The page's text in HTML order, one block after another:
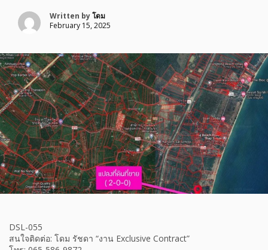
Written byโดม
February 15, 2025
DSL-055
สนใจติดต่อ: โดม รัชดา “งาน Exclusive Contract”